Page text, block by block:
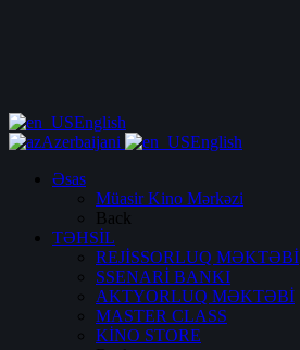
English
Azerbaijani
English
Əsas
Müasir Kino Mərkəzi
Back
TƏHSİL
REJİSSORLUQ MƏKTƏBİ
SSENARİ BANKI
AKTYORLUQ MƏKTƏBİ
MASTER CLASS
KİNO STORE